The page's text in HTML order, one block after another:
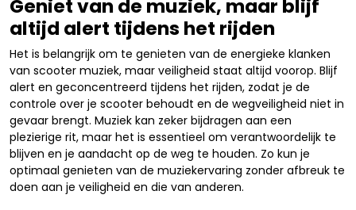
Geniet van de muziek, maar blijf
altijd alert tijdens het rijden
Het is belangrijk om te genieten van de energieke klanken
van scooter muziek, maar veiligheid staat altijd voorop. Blijf
alert en geconcentreerd tijdens het rijden, zodat je de
controle over je scooter behoudt en de wegveiligheid niet in
gevaar brengt. Muziek kan zeker bijdragen aan een
plezierige rit, maar het is essentieel om verantwoordelijk te
blijven en je aandacht op de weg te houden. Zo kun je
optimaal genieten van de muziekervaring zonder afbreuk te
doen aan je veiligheid en die van anderen.